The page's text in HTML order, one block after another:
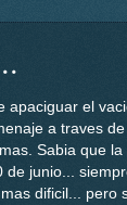
apaciguar el
a traves de
Sabia que
junio...
dificil... pero